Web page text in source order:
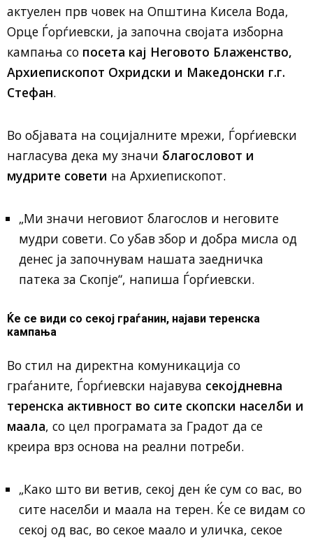
актуелен прв човек на Општина Кисела Вода,
Орце Ѓорѓиевски, ја започна својата изборна
кампања со посета кај Неговото Блаженство,
Архиепископот Охридски и Македонски г.г.
Стефан.
Во објавата на социјалните мрежи, Ѓорѓиевски
нагласува дека му значи благословот и
мудрите совети на Архиепископот.
„Ми значи неговиот благослов и неговите
мудри совети. Со убав збор и добра мисла од
денес ја започнувам нашата заедничка
патека за Скопје“, напиша Ѓорѓиевски.
Ќе се види со секој граѓанин, најави теренска
кампања
Во стил на директна комуникација со
граѓаните, Ѓорѓиевски најавува секојдневна
теренска активност во сите скопски населби и
маала, со цел програмата за Градот да се
креира врз основа на реални потреби.
„Како што ви ветив, секој ден ќе сум со вас, во
сите населби и маала на терен. Ќе се видам со
секој од вас, во секое маало и уличка, секое